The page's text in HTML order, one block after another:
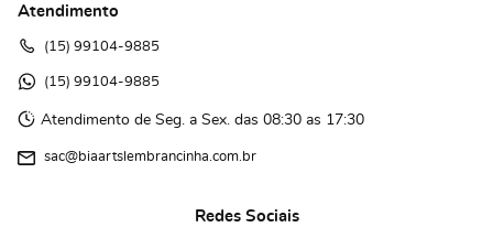
Atendimento
(15) 99104-9885
(15) 99104-9885
Atendimento de Seg. a Sex. das 08:30 as 17:30
sac@biaartslembrancinha.com.br
Redes Sociais